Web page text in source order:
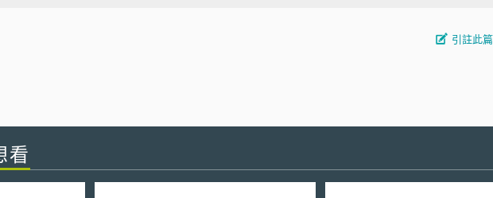
引註此
看